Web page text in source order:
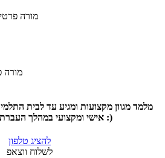
מורה
מלמד מגוון מקצועות ומגיע עד לבית
אישי ומקצועי במהלך העברת התוכן. מוזמנים ליצור קשר :)
להציג טלפון
לשלוח ווצאפ